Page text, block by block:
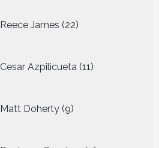
Reece James 22
producten
Cesar Azpilicueta 11
producten
Matt Doherty 9
producten